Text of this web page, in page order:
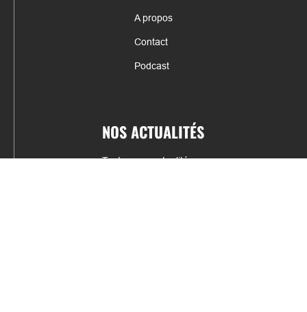
A propos
Contact
Podcast
NOS ACTUALITÉS
Toutes nos actualités